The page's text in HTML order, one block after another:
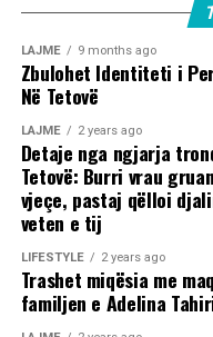
LAJME 9 months ago
Zbulohet Identiteti i
Në Tetovë
LAJME 2 years ago
Detaje nga ngjarja
Tetovë: Burri vrau
vjeçe, pastaj qëlloi
veten e tij
LIFESTYLE 2 years ago
Trashet miqësia me
familjen e Adelina